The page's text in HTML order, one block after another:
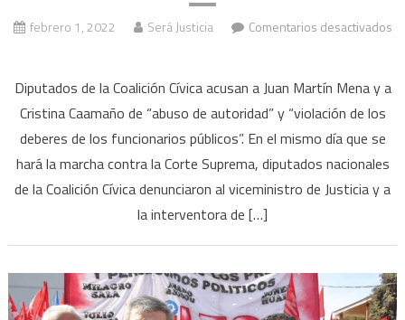
febrero 1, 2022 Será Justicia
Comentarios desactivados
contra
la
Corte
Suprema:
denuncian
Justicia
y
Diputados de la Coalición Cívica acusan a Juan Martín Mena y a
Cristina Caamaño de “abuso de autoridad” y “violación de los
deberes de los funcionarios públicos”. En el mismo día que se
hará la marcha contra la Corte Suprema, diputados nacionales
de la Coalición Cívica denunciaron al viceministro de Justicia y a
la interventora de […]